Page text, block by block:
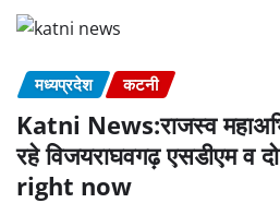
मध्यप्रदेश कटनी
Katni News:राजस्व
रहे विजयराघवगढ़ एसडीएम व
right now